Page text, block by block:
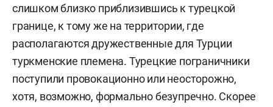
слишком близко приблизившись к турецкой
границе, к тому же на территории, где
располагаются дружественные для Турции
туркменские племена. Турецкие пограничники
поступили провокационно или неосторожно,
хотя, возможно, формально безупречно. Скорее